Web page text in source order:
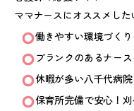
ママナースにオススメした
働きやすい環境づく
ブランクのあるナー
休暇が多い八千代病院
保育所完備で安心！